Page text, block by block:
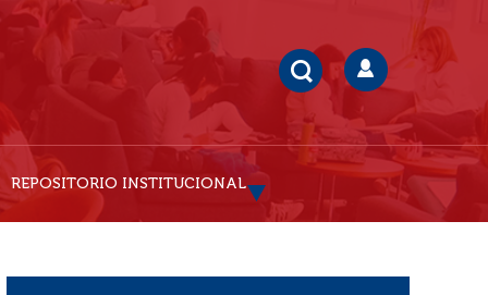
REPOSITORIO INSTITUCIONAL